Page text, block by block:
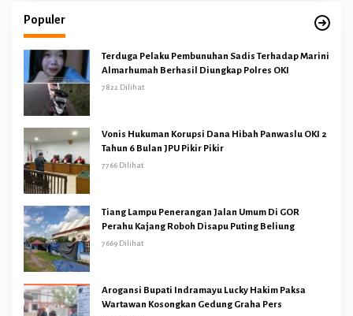
Populer
Terduga Pelaku Pembunuhan Sadis Terhadap Marini
Almarhumah Berhasil Diungkap Polres OKI
7822 Dilihat
Vonis Hukuman Korupsi Dana Hibah Panwaslu OKI 2
Tahun 6 Bulan JPU Pikir Pikir
7766 Dilihat
Tiang Lampu Penerangan Jalan Umum Di GOR
Perahu Kajang Roboh Disapu Puting Beliung
7669 Dilihat
Arogansi Bupati Indramayu Lucky Hakim Paksa
Wartawan Kosongkan Gedung Graha Pers